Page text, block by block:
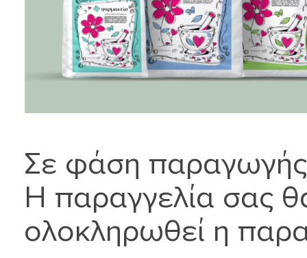
Σε φάση
Η παραγγελία σας
ολοκληρωθεί η